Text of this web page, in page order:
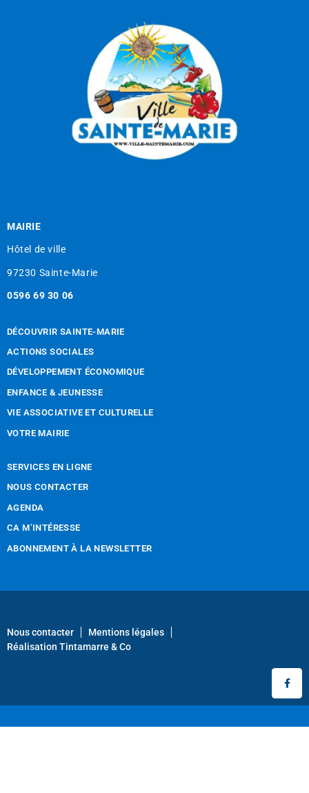
MAIRIE
Hôtel de ville
97230 Sainte-Marie
0596 69 30 06
DÉCOUVRIR SAINTE-MARIE
ACTIONS SOCIALES
DÉVELOPPEMENT ÉCONOMIQUE
ENFANCE & JEUNESSE
VIE ASSOCIATIVE ET CULTURELLE
VOTRE MAIRIE
SERVICES EN LIGNE
NOUS CONTACTER
AGENDA
CA M’INTÉRESSE
ABONNEMENT À LA NEWSLETTER
Nous contacter
Mentions légales
Réalisation Tintamarre & Co